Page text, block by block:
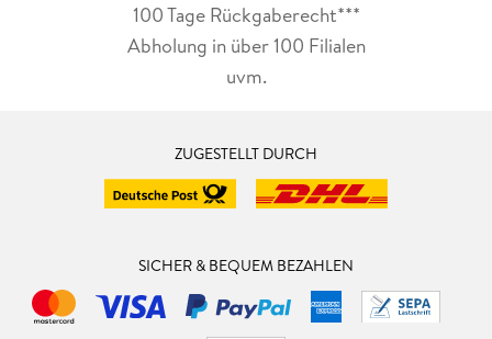
100 Tage Rückgaberecht***
Abholung in über 100 Filialen
uvm.
ZUGESTELLT DURCH
SICHER & BEQUEM BEZAHLEN